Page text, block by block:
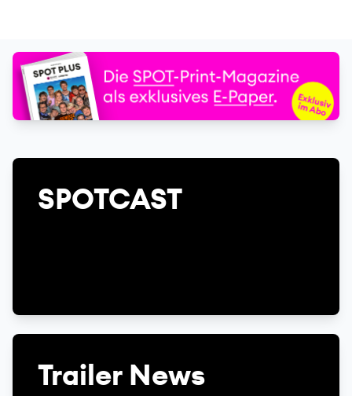
SPOTCAST
Trailer News